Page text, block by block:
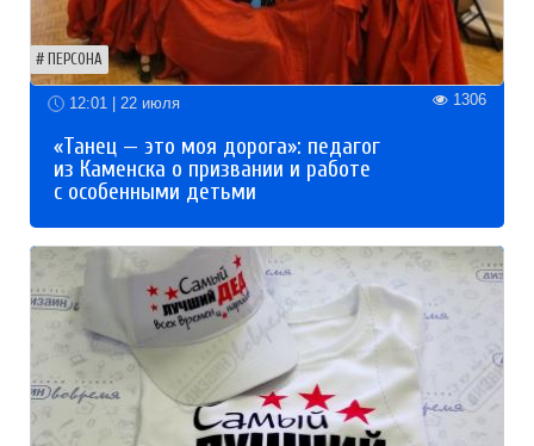
ПЕРСОНА
12:01 | 22 июля 1306
«Танец — это моя дорога»: педагог
из Каменска о призвании и работе
с особенными детьми